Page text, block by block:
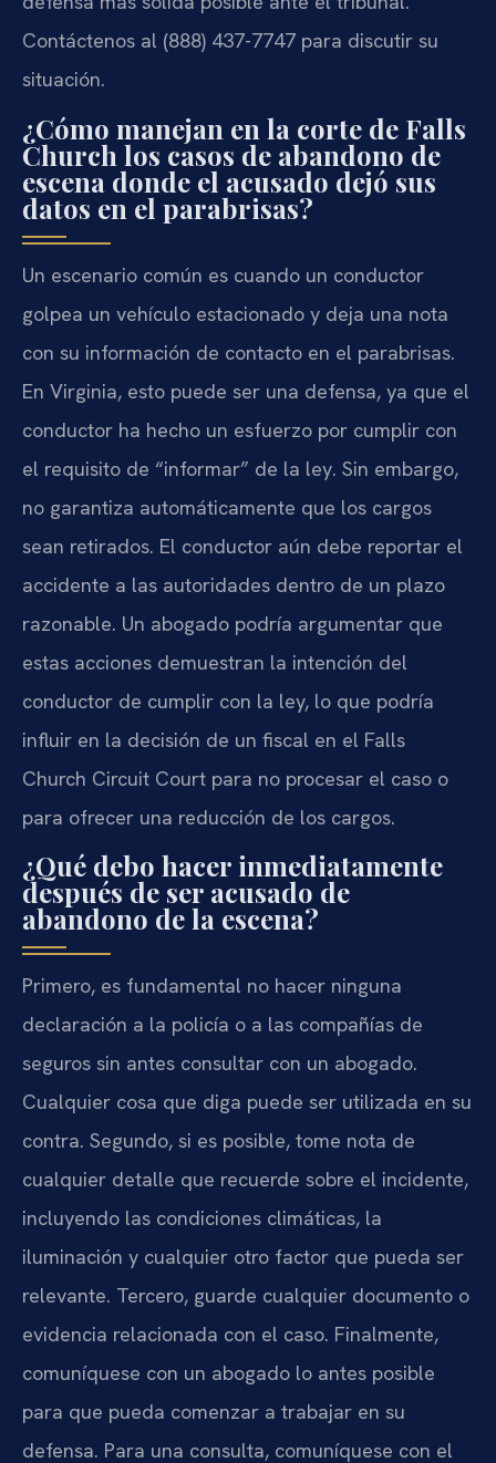
Contáctenos al (888) 437-7747 para discutir su
situación.
¿Cómo manejan en la corte de Falls
Church los casos de abandono de
escena donde el acusado dejó sus
datos en el parabrisas?
Un escenario común es cuando un conductor
golpea un vehículo estacionado y deja una nota
con su información de contacto en el parabrisas.
En Virginia, esto puede ser una defensa, ya que el
conductor ha hecho un esfuerzo por cumplir con
el requisito de “informar” de la ley. Sin embargo,
no garantiza automáticamente que los cargos
sean retirados. El conductor aún debe reportar el
accidente a las autoridades dentro de un plazo
razonable. Un abogado podría argumentar que
estas acciones demuestran la intención del
conductor de cumplir con la ley, lo que podría
influir en la decisión de un fiscal en el Falls
Church Circuit Court para no procesar el caso o
para ofrecer una reducción de los cargos.
¿Qué debo hacer inmediatamente
después de ser acusado de
abandono de la escena?
Primero, es fundamental no hacer ninguna
declaración a la policía o a las compañías de
seguros sin antes consultar con un abogado.
Cualquier cosa que diga puede ser utilizada en su
contra. Segundo, si es posible, tome nota de
cualquier detalle que recuerde sobre el incidente,
incluyendo las condiciones climáticas, la
iluminación y cualquier otro factor que pueda ser
relevante. Tercero, guarde cualquier documento o
evidencia relacionada con el caso. Finalmente,
comuníquese con un abogado lo antes posible
para que pueda comenzar a trabajar en su
defensa. Para una consulta, comuníquese con el